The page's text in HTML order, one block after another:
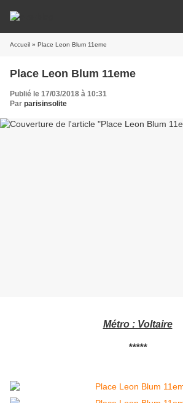
Accueil » Place Leon Blum 11eme
Place Leon Blum 11eme
Publié le 17/03/2018 à 10:31
Par parisinsolite
Métro : Voltaire
*****